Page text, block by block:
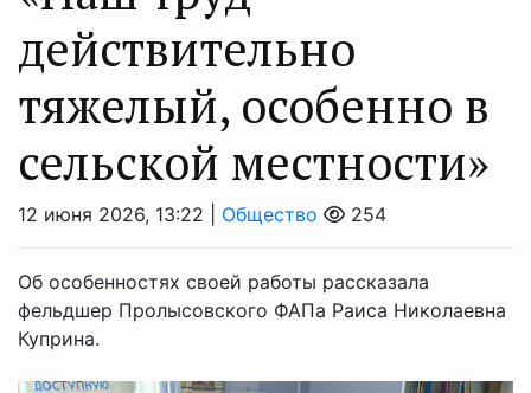
действительно
тяжелый, особенно в
сельской местности»
12 июня 2026, 13:22 | Общество 254
Об особенностях своей работы рассказала
фельдшер Пролысовского ФАПа Раиса Николаевна
Куприна.